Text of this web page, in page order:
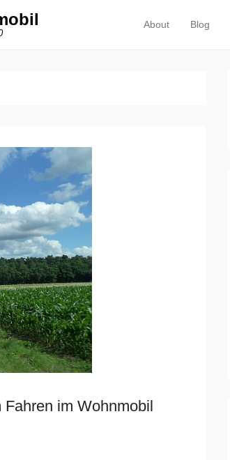
Primäres Menü
Zum Inhalt springen
About Blog
Fahren im Wohnmobil